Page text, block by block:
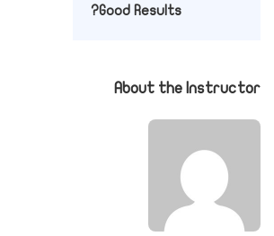
Good Results?
About the Instructor